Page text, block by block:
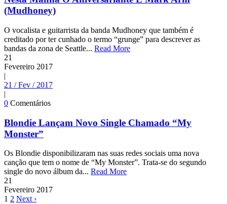
(Mudhoney)
O vocalista e guitarrista da banda Mudhoney que também é
creditado por ter cunhado o termo “grunge” para descrever as
bandas da zona de Seattle... Read More
21
Fevereiro 2017
|
21 / Fev / 2017
|
0 Comentários
Blondie Lançam Novo Single Chamado “My
Monster”
Os Blondie disponibilizaram nas suas redes sociais uma nova
canção que tem o nome de “My Monster”. Trata-se do segundo
single do novo álbum da... Read More
21
Fevereiro 2017
1 2 Next ›